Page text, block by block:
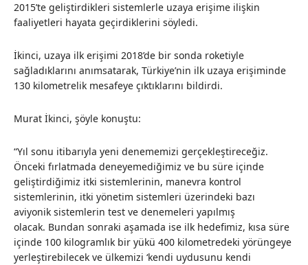
2015’te geliştirdikleri sistemlerle uzaya erişime ilişkin
faaliyetleri hayata geçirdiklerini söyledi.
İkinci, uzaya ilk erişimi 2018’de bir sonda roketiyle
sağladıklarını anımsatarak, Türkiye’nin ilk uzaya erişiminde
130 kilometrelik mesafeye çıktıklarını bildirdi.
Murat İkinci, şöyle konuştu:
“Yıl sonu itibarıyla yeni denememizi gerçekleştireceğiz.
Önceki fırlatmada deneyemediğimiz ve bu süre içinde
geliştirdiğimiz itki sistemlerinin, manevra kontrol
sistemlerinin, itki yönetim sistemleri üzerindeki bazı
aviyonik sistemlerin test ve denemeleri yapılmış
olacak. Bundan sonraki aşamada ise ilk hedefimiz, kısa süre
içinde 100 kilogramlık bir yükü 400 kilometredeki yörüngeye
yerleştirebilecek ve ülkemizi ‘kendi uydusunu kendi